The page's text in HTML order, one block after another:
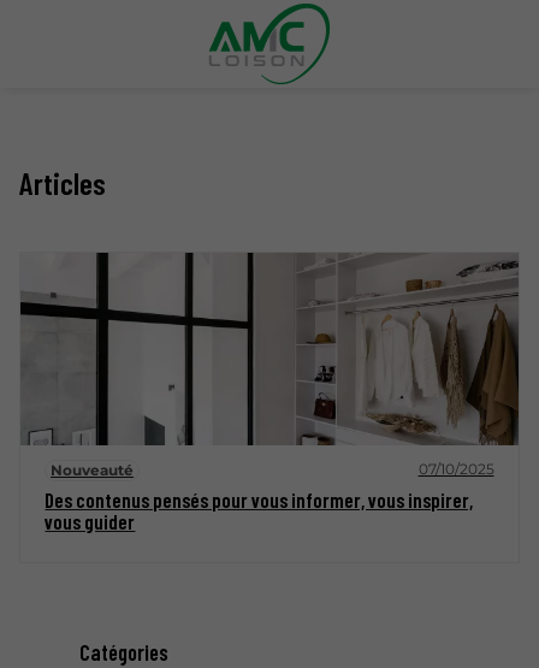
Catégories
Articles
Nouveauté 07/10/2025
Des contenus pensés pour vous informer, vous inspirer,
vous guider